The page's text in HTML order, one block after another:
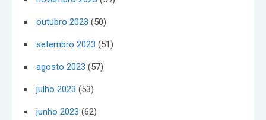
outubro 2023 (50)
setembro 2023 (51)
agosto 2023 (57)
julho 2023 (53)
junho 2023 (62)